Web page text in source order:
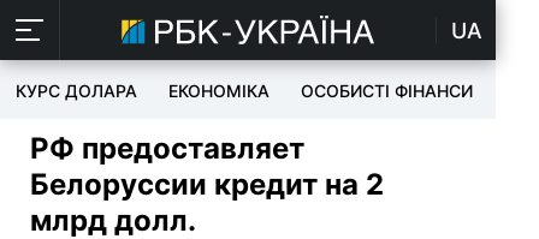
UA
КУРС ДОЛАРА ЕКОНОМІКА ОСОБИСТІ ФІНАНСИ
РФ предоставляет
Белоруссии кредит на 2
млрд долл.